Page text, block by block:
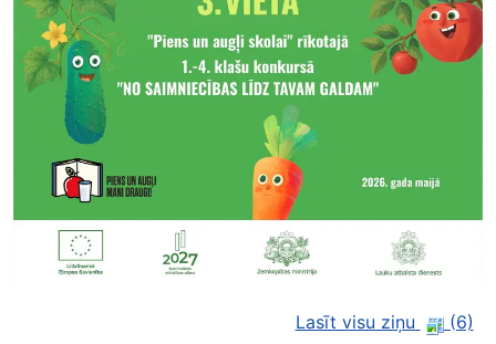
Lasīt visu ziņu (6)